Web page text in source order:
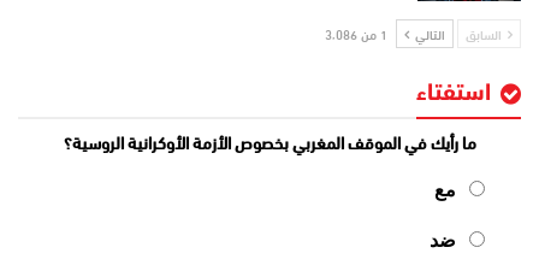
السابق التالي 1 من 3٬086
استفتاء
ما رأيك في الموقف المغربي بخصوص الأزمة الأوكرانية الروسية؟
مع
ضد